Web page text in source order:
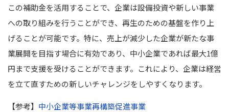
この補助金を活用することで、企業は設備投資や新しい事業
への取り組みを行うことができ、再生のための基盤を作り上
げることが可能です。特に、売上が減少した企業が新たな事
業展開を目指す場合に有効であり、中小企業であれば最大1億
円まで支援を受けることができます。これにより、企業は経営
を立て直すための新しいチャレンジをしやすくなります。
【参考】 中小企業等事業再構築促進事業